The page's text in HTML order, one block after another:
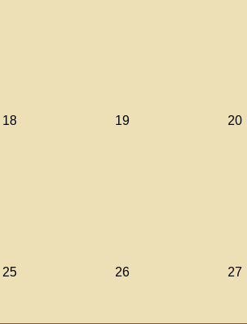
18 19 20
25 26
27